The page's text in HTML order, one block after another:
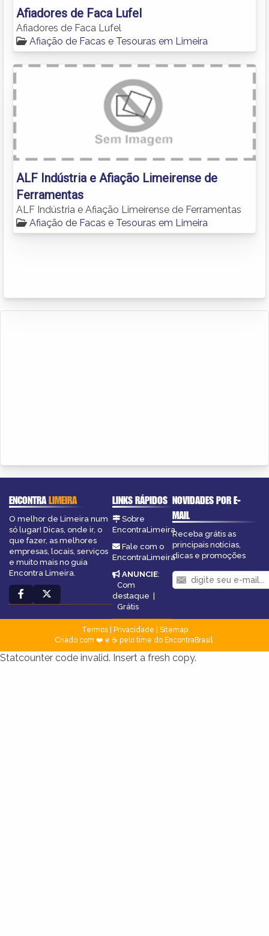
Afiadores de Faca Lufel
Afiadores de Faca Lufel
Afiação de Facas e Tesouras em Limeira
ALF Indústria e Afiação Limeirense de
Ferramentas
ALF Indústria e Afiação Limeirense de Ferramentas
Afiação de Facas e Tesouras em Limeira
ENCONTRALIMEIRA
O melhor de Limeira num
só lugar! Dicas, onde ir, o
que fazer, as melhores
empresas, locais, serviços
e muito mais no guia
Encontra Limeira.
LINKS RÁPIDOS
Sobre
EncontraLimeira
Fale com o
EncontraLimeira
ANUNCIE:
Com
destaque |
Grátis
NOVIDADES POR E-
MAIL
Receba grátis as
principais notícias,
dicas e promoções
Termos| Privacidade
Sitemap
Criado com ❤️ e ☕ pelo time do EncontraBrasil
Statcounter code invalid. Insert a fresh copy.